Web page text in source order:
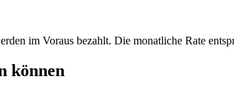
im Voraus bezahlt. Die monatliche Rate
können